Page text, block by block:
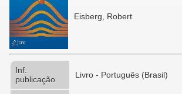
Eisberg, Robert
Inf.
publicação
Livro - Português (Brasil)